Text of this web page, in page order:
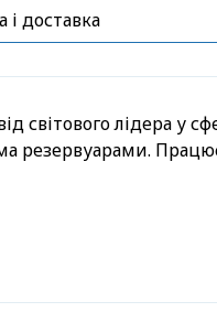
і доставка
лідера у
резервуарами.